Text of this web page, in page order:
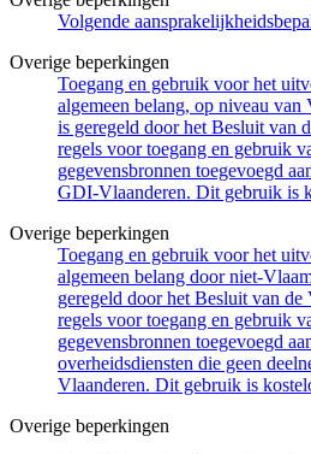
Volgende
Overige beperkingen
Toegang en gebruik voor het
algemeen belang, op niveau van
is geregeld door het Besluit van
regels voor toegang en gebruik
gegevensbronnen toegevoegd
GDI-Vlaanderen. Dit gebruik is
Overige beperkingen
Toegang en gebruik voor het
algemeen belang door niet-
geregeld door het Besluit van de
regels voor toegang en gebruik
gegevensbronnen toegevoegd
overheidsdiensten die geen
Vlaanderen. Dit gebruik is
Overige beperkingen